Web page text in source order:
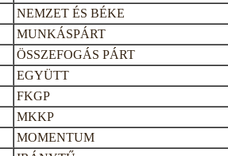
NEMZET ÉS BÉKE
MUNKÁSPÁRT
ÖSSZEFOGÁS PÁRT
EGYÜTT
FKGP
MKKP
MOMENTUM